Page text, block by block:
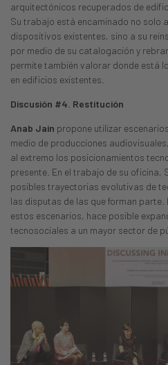
arquitectónicos recuperados de
Su trabajo está encaminado no solo
dispositivos existentes, sino a su
por medio de su catalogación y
permite también valorar donde está
en edificios existentes.
Discusión #4. Restitución
Anab Jain propone utilizar
medio de producciones
al extremo los posicionamientos
presente. En el trabajo de su oficina,
posibles trayectorias evolutivas de
las disputas de las que forman
estos escenarios, hace posible
tecnosociales a un mayor sector de